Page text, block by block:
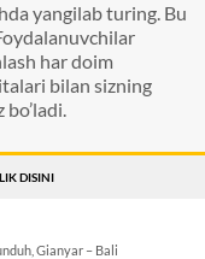
yangilab turing. Bu
har doim
bilan sizning
DISINI
Gianyar – Bali